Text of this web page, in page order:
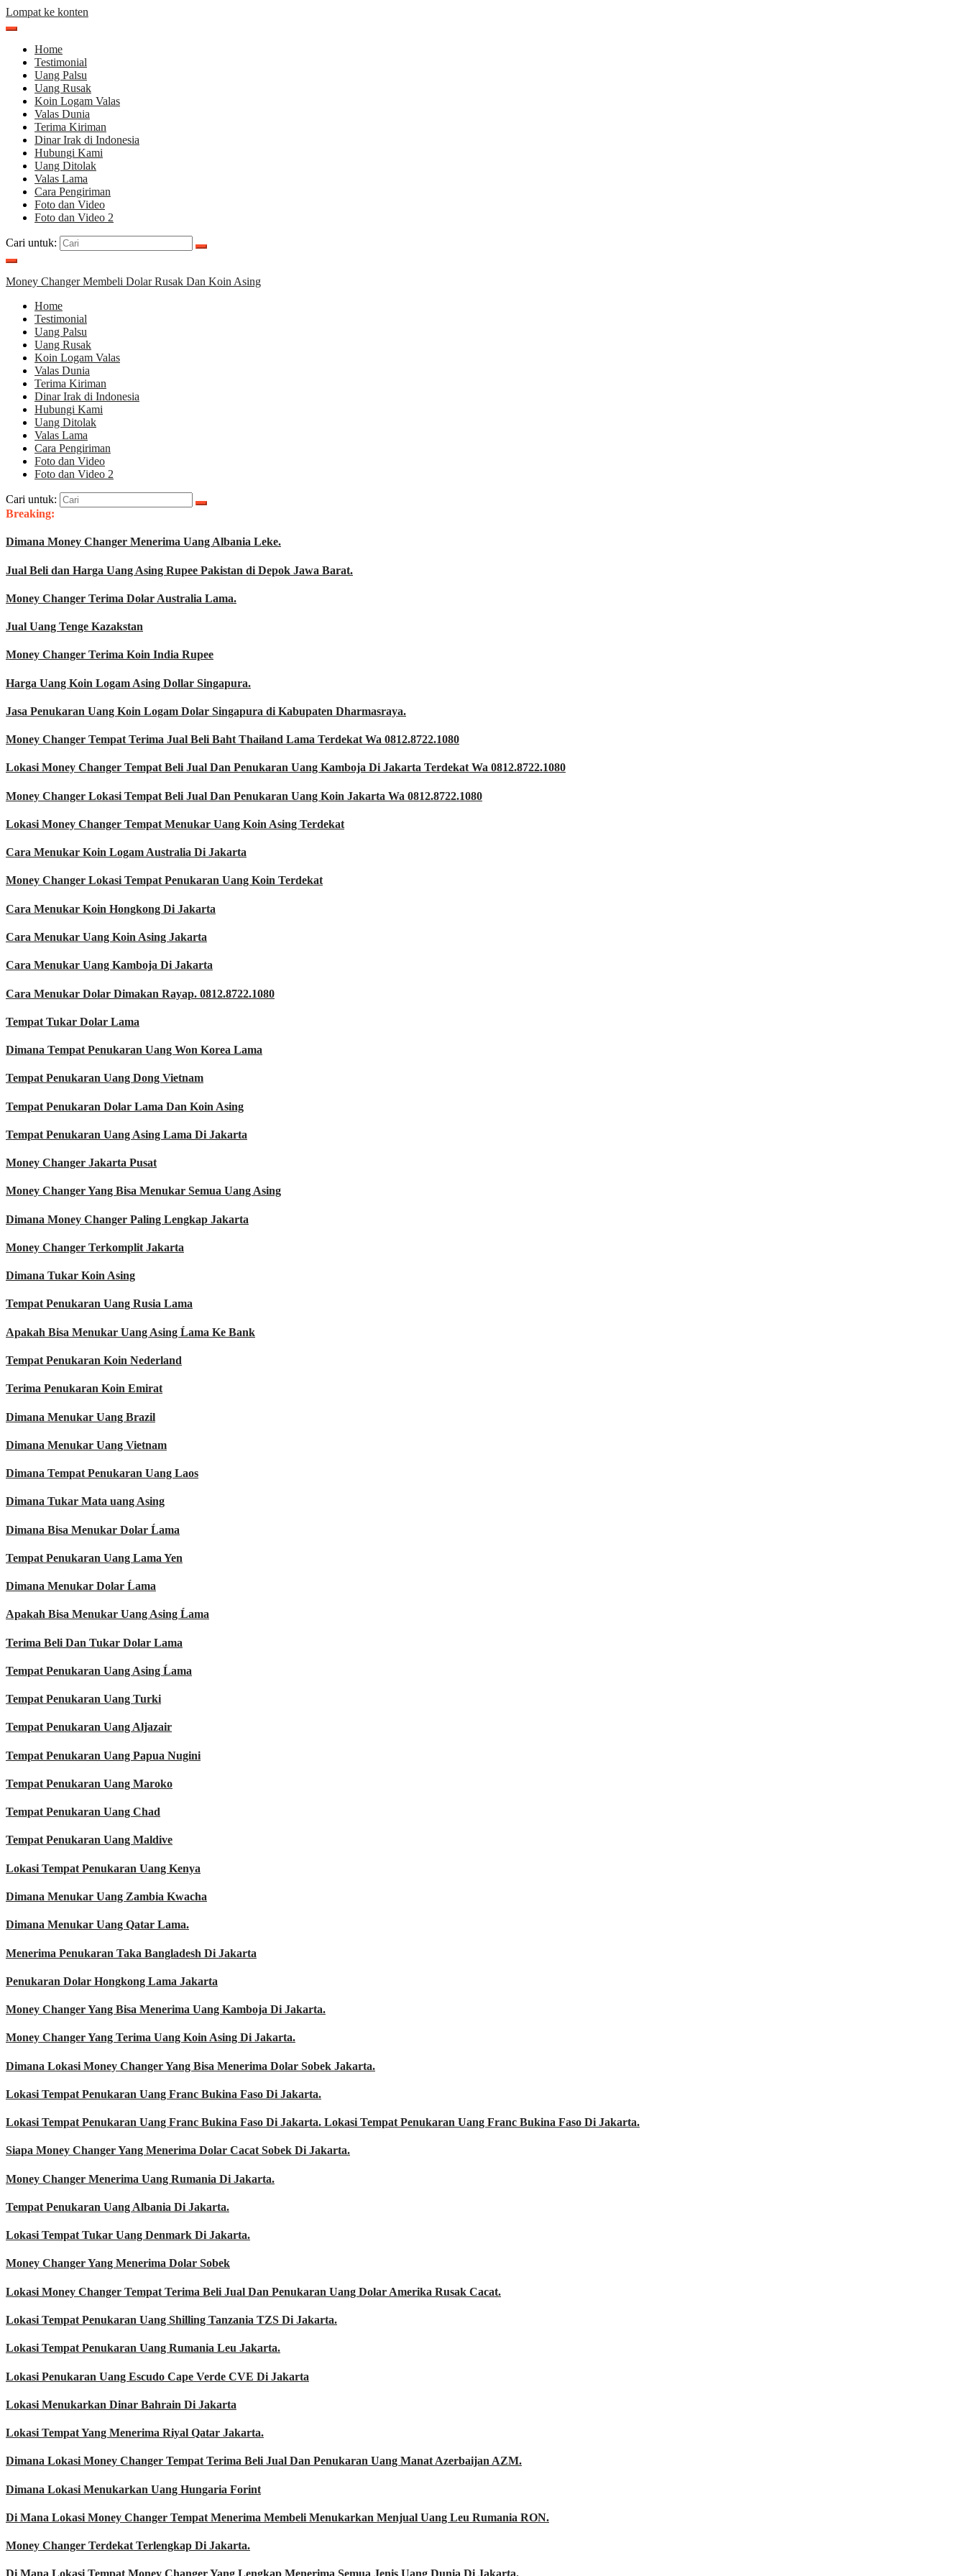
Lompat ke konten
Home
Testimonial
Uang Palsu
Uang Rusak
Koin Logam Valas
Valas Dunia
Terima Kiriman
Dinar Irak di Indonesia
Hubungi Kami
Uang Ditolak
Valas Lama
Cara Pengiriman
Foto dan Video
Foto dan Video 2
Cari untuk:
Money Changer Membeli Dolar Rusak Dan Koin Asing
Home
Testimonial
Uang Palsu
Uang Rusak
Koin Logam Valas
Valas Dunia
Terima Kiriman
Dinar Irak di Indonesia
Hubungi Kami
Uang Ditolak
Valas Lama
Cara Pengiriman
Foto dan Video
Foto dan Video 2
Cari untuk:
Breaking:
Dimana Money Changer Menerima Uang Albania Leke.
Jual Beli dan Harga Uang Asing Rupee Pakistan di Depok Jawa Barat.
Money Changer Terima Dolar Australia Lama.
Jual Uang Tenge Kazakstan
Money Changer Terima Koin India Rupee
Harga Uang Koin Logam Asing Dollar Singapura.
Jasa Penukaran Uang Koin Logam Dolar Singapura di Kabupaten Dharmasraya.
Money Changer Tempat Terima Jual Beli Baht Thailand Lama Terdekat Wa 0812.8722.1080
Lokasi Money Changer Tempat Beli Jual Dan Penukaran Uang Kamboja Di Jakarta Terdekat Wa 0812.8722.1080
Money Changer Lokasi Tempat Beli Jual Dan Penukaran Uang Koin Jakarta Wa 0812.8722.1080
Lokasi Money Changer Tempat Menukar Uang Koin Asing Terdekat
Cara Menukar Koin Logam Australia Di Jakarta
Money Changer Lokasi Tempat Penukaran Uang Koin Terdekat
Cara Menukar Koin Hongkong Di Jakarta
Cara Menukar Uang Koin Asing Jakarta
Cara Menukar Uang Kamboja Di Jakarta
Cara Menukar Dolar Dimakan Rayap. 0812.8722.1080
Tempat Tukar Dolar Lama
Dimana Tempat Penukaran Uang Won Korea Lama
Tempat Penukaran Uang Dong Vietnam
Tempat Penukaran Dolar Lama Dan Koin Asing
Tempat Penukaran Uang Asing Lama Di Jakarta
Money Changer Jakarta Pusat
Money Changer Yang Bisa Menukar Semua Uang Asing
Dimana Money Changer Paling Lengkap Jakarta
Money Changer Terkomplit Jakarta
Dimana Tukar Koin Asing
Tempat Penukaran Uang Rusia Lama
Apakah Bisa Menukar Uang Asing Ĺama Ke Bank
Tempat Penukaran Koin Nederland
Terima Penukaran Koin Emirat
Dimana Menukar Uang Brazil
Dimana Menukar Uang Vietnam
Dimana Tempat Penukaran Uang Laos
Dimana Tukar Mata uang Asing
Dimana Bisa Menukar Dolar Ĺama
Tempat Penukaran Uang Lama Yen
Dimana Menukar Dolar Ĺama
Apakah Bisa Menukar Uang Asing Ĺama
Terima Beli Dan Tukar Dolar Lama
Tempat Penukaran Uang Asing Ĺama
Tempat Penukaran Uang Turki
Tempat Penukaran Uang Aljazair
Tempat Penukaran Uang Papua Nugini
Tempat Penukaran Uang Maroko
Tempat Penukaran Uang Chad
Tempat Penukaran Uang Maldive
Lokasi Tempat Penukaran Uang Kenya
Dimana Menukar Uang Zambia Kwacha
Dimana Menukar Uang Qatar Lama.
Menerima Penukaran Taka Bangladesh Di Jakarta
Penukaran Dolar Hongkong Lama Jakarta
Money Changer Yang Bisa Menerima Uang Kamboja Di Jakarta.
Money Changer Yang Terima Uang Koin Asing Di Jakarta.
Dimana Lokasi Money Changer Yang Bisa Menerima Dolar Sobek Jakarta.
Lokasi Tempat Penukaran Uang Franc Bukina Faso Di Jakarta.
Lokasi Tempat Penukaran Uang Franc Bukina Faso Di Jakarta. Lokasi Tempat Penukaran Uang Franc Bukina Faso Di Jakarta.
Siapa Money Changer Yang Menerima Dolar Cacat Sobek Di Jakarta.
Money Changer Menerima Uang Rumania Di Jakarta.
Tempat Penukaran Uang Albania Di Jakarta.
Lokasi Tempat Tukar Uang Denmark Di Jakarta.
Money Changer Yang Menerima Dolar Sobek
Lokasi Money Changer Tempat Terima Beli Jual Dan Penukaran Uang Dolar Amerika Rusak Cacat.
Lokasi Tempat Penukaran Uang Shilling Tanzania TZS Di Jakarta.
Lokasi Tempat Penukaran Uang Rumania Leu Jakarta.
Lokasi Penukaran Uang Escudo Cape Verde CVE Di Jakarta
Lokasi Menukarkan Dinar Bahrain Di Jakarta
Lokasi Tempat Yang Menerima Riyal Qatar Jakarta.
Dimana Lokasi Money Changer Tempat Terima Beli Jual Dan Penukaran Uang Manat Azerbaijan AZM.
Dimana Lokasi Menukarkan Uang Hungaria Forint
Di Mana Lokasi Money Changer Tempat Menerima Membeli Menukarkan Menjual Uang Leu Rumania RON.
Money Changer Terdekat Terlengkap Di Jakarta.